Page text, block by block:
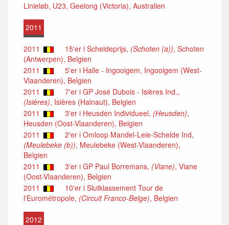
Linieløb, U23, Geelong (Victoria), Australien
2011
2011 15'er i Scheldeprijs, (Schoten (a)), Schoten
(Antwerpen), Belgien
2011
5'er i Halle - Ingooigem, Ingooigem (West-
Vlaanderen), Belgien
2011
7'er i GP José Dubois - Isières Ind.,
(Isières), Isières (Hainaut), Belgien
2011
3'er i Heusden Individueel, (Heusden),
Heusden (Oost-Vlaanderen), Belgien
2011
2'er i Omloop Mandel-Leie-Schelde Ind,
(Meulebeke (b)), Meulebeke (West-Vlaanderen),
Belgien
2011
3'er i GP Paul Borremans, (Viane), Viane
(Oost-Vlaanderen), Belgien
2011
10'er i Slutklassement Tour de
l'Eurométropole, (Circuit Franco-Belge), Belgien
2012